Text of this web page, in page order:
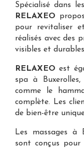
Spécialisé dans
RELAXEO
pour revitaliser
réalisés avec des
visibles et
RELAXEO est
spa à Buxerolles,
comme le
complète. Les
de bien-être
Les massages à
sont conçus pour